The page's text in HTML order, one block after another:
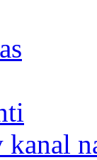
kanal